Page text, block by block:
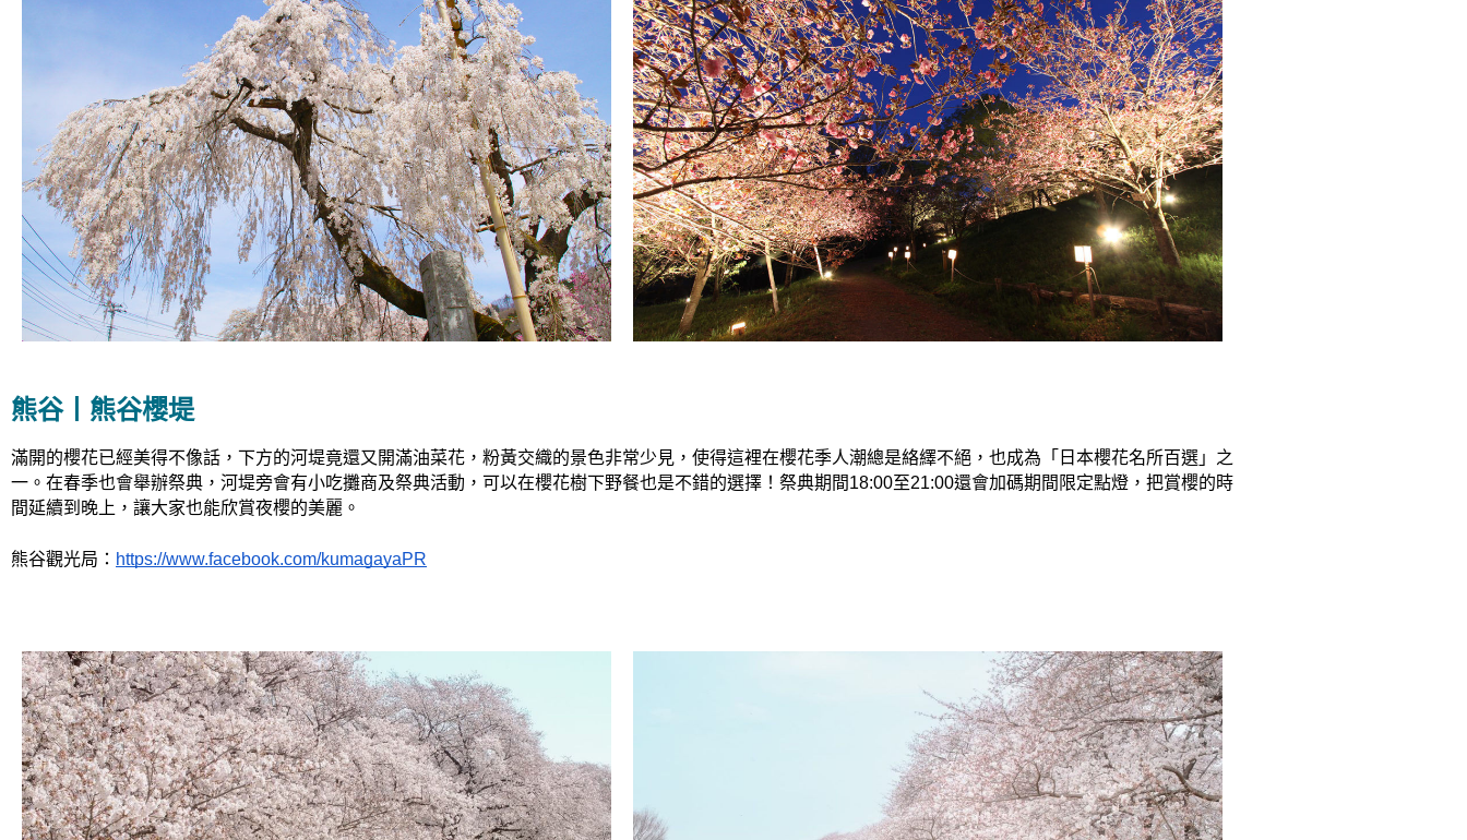
熊谷丨熊谷櫻堤
滿開的櫻花已經美得不像話，下方的河堤竟還又開滿油菜花，粉黃交織的景色非常少見，使得這裡在櫻花季人潮總是絡繹不絕，也成為「日本櫻花名所百選」之
一。在春季也會舉辦祭典，河堤旁會有小吃攤商及祭典活動，可以在櫻花樹下野餐也是不錯的選擇！祭典期間18:00至21:00還會加碼期間限定點燈，把賞櫻的時
間延續到晚上，讓大家也能欣賞夜櫻的美麗。
熊谷觀光局： https://www.facebook.com/kumagayaPR